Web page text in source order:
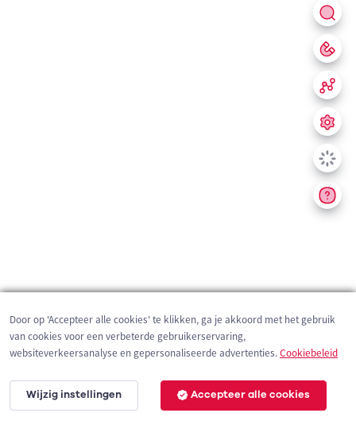
200 m
Door op 'Accepteer alle cookies' te klikken, ga je akkoord met het gebruik
van cookies voor een verbeterde gebruikerservaring,
websiteverkeersanalyse en gepersonaliseerde advertenties.Cookiebeleid
Wijzig instellingen Accepteer alle cookies